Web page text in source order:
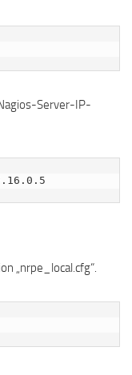
Server-IP-
„nrpe_local.cfg“.